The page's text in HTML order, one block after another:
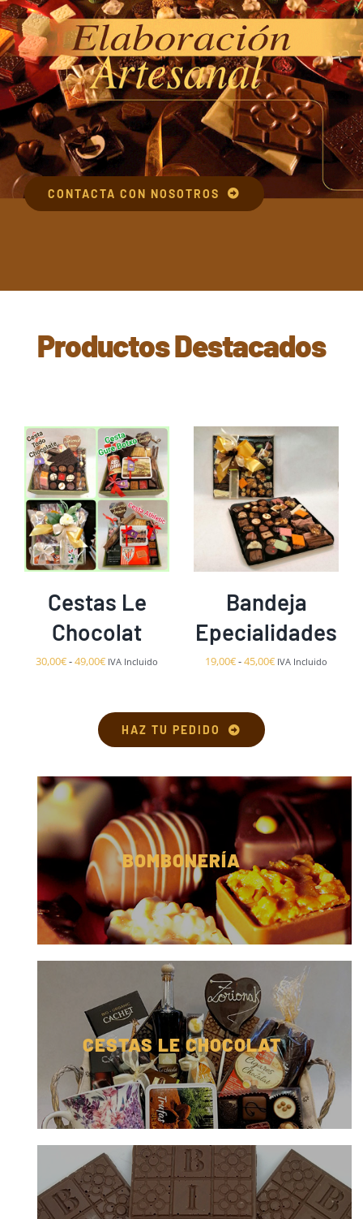
CONTACTA CON NOSOTROS
Productos Destacados
Cestas Le
Chocolat
30,00€-49,00€Rango
30,00€
hasta
IVA Incluido
SELECCIONAR
OPCIONES
ESTE
PRODUCTO
TIENE
MÚLTIPLES
LAS
OPCIONES
SE
ELEGIR
PÁGINA
PRODUCTO
/
DETALLES
Bandeja
Epecialidades
19,00€-45,00€Rango
IVA Incluido
AÑADIR AL CARRITO
/
DETALLES
HAZ TU PEDIDO
BOMBONERÍA
CESTAS LE CHOCOLAT